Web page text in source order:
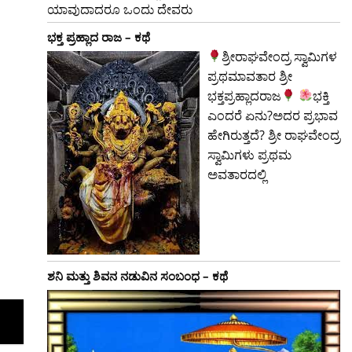
ಯಾವುದಾದರೂ ಒಂದು ದೇವರು
ಭಕ್ತ ಪ್ರಹ್ಲಾದ ರಾಜ – ಕಥೆ
ಶ್ರೀರಾಘವೇಂದ್ರ ಸ್ವಾಮಿಗಳ
ಪ್ರಥಮಾವತಾರ ಶ್ರೀ
ಭಕ್ತಪ್ರಹ್ಲಾದರಾಜ
ಭಕ್ತಿ
ಎಂದರೆ ಏನು?ಅದರ ಪ್ರಭಾವ
ಹೇಗಿರುತ್ತದೆ? ಶ್ರೀ ರಾಘವೇಂದ್ರ
ಸ್ವಾಮಿಗಳು ಪ್ರಥಮ
ಅವತಾರದಲ್ಲಿ
ಶನಿ ಮತ್ತು ಶಿವನ ನಡುವಿನ ಸಂಬಂಧ – ಕಥೆ